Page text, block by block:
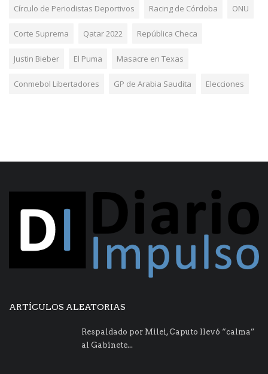
Círculo de Periodistas Deportivos Racing de Córdoba ONU
Corte Suprema Qatar 2022 República Checa
Justin Bieber El Puma Masacre en Texas
Conmebol Libertadores GP de Arabia Saudita Elecciones
ARTÍCULOS ALEATORIAS
Respaldado por Milei, Caputo llevó “calma”
al Gabinete...